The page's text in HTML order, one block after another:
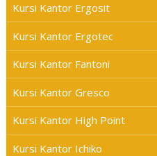
Kursi Kantor Ergosit
Kursi Kantor Ergotec
Kursi Kantor Fantoni
Kursi Kantor Gresco
Kursi Kantor High Point
Kursi Kantor Ichiko